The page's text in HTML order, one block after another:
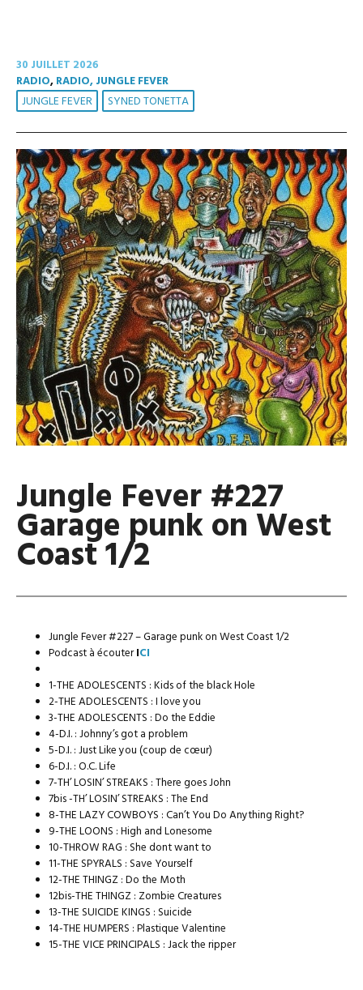
30 JUILLET 2026
RADIO,RADIO, JUNGLE FEVER
JUNGLE FEVER SYNED TONETTA
Jungle Fever #227
Garage punk on West
Coast 1/2
Jungle Fever #227 – Garage punk on West Coast 1/2
Podcast à écouterICI
1-THE ADOLESCENTS : Kids of the black Hole
2-THE ADOLESCENTS : I love you
3-THE ADOLESCENTS : Do the Eddie
4-D.I. : Johnny’s got a problem
5-D.I. : Just Like you (coup de cœur)
6-D.I. : O.C. Life
7-TH’ LOSIN’ STREAKS : There goes John
7bis -TH’ LOSIN’ STREAKS : The End
8-THE LAZY COWBOYS : Can’t You Do Anything Right?
9-THE LOONS : High and Lonesome
10-THROW RAG : She dont want to
11-THE SPYRALS : Save Yourself
12-THE THINGZ : Do the Moth
12bis-THE THINGZ : Zombie Creatures
13-THE SUICIDE KINGS : Suicide
14-THE HUMPERS : Plastique Valentine
15-THE VICE PRINCIPALS : Jack the ripper